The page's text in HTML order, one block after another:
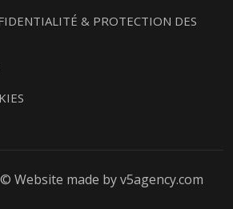
& PROTECTION DES
Website made by v5agency.com